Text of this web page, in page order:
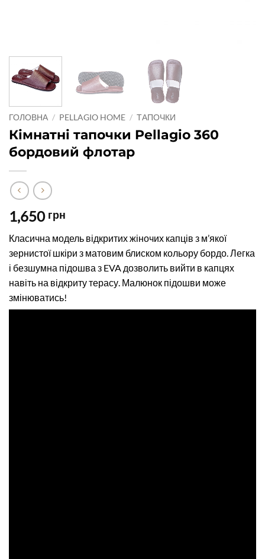
ГОЛОВНА / PELLAGIO HOME / ТАПОЧКИ
Кімнатні тапочки Pellagio 360
бордовий флотар
1,650 грн
Класична модель відкритих жіночих капців з м’якої
зернистої шкіри з матовим блиском кольору бордо. Легка
і безшумна підошва з EVA дозволить вийти в капцях
навіть на відкриту терасу. Малюнок підошви може
змінюватись!